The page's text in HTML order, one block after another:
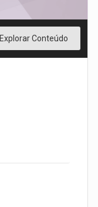
Explorar Conteúdo